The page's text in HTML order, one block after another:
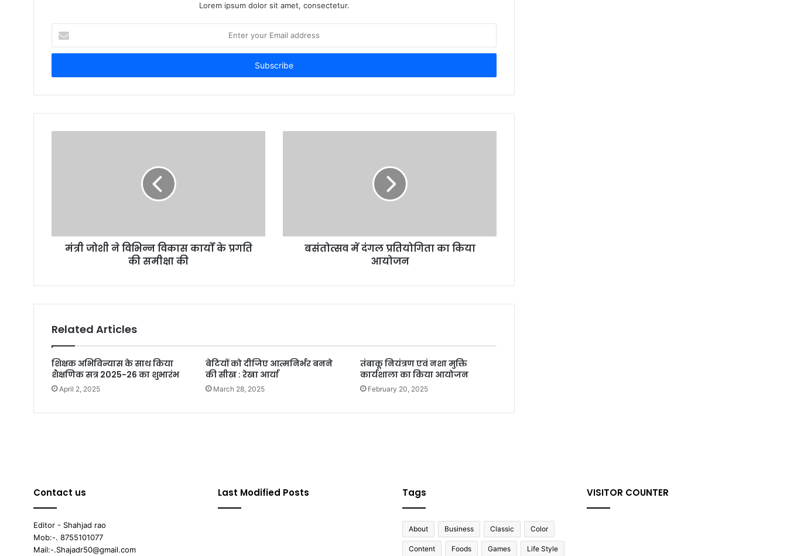
Lorem ipsum dolor sit amet, consectetur.
your
Email
मंत्री जोशी ने विभिन्न विकास कार्यों के प्रगति
की समीक्षा की
बसंतोत्सव में दंगल प्रतियोगिता का किया
आयोजन
Related Articles
शिक्षक अभिविन्यास के साथ किया
शैक्षणिक सत्र 2025-26 का शुभारंभ
April 2, 2025
बेटियों को दीजिए आत्मनिर्भर बनने
की सीख : रेखा आर्या
March 28, 2025
तंबाकू नियंत्रण एवं नशा मुक्ति
कार्यशाला का किया आयोजन
February 20, 2025
Contact us
Editor - Shahjad rao
Mob:-. 8755101077
Mail:-.Shajadr50@gmail.com
Last Modified Posts Tags
About Business Classic Color
Content Foods Games Life Style
VISITOR COUNTER